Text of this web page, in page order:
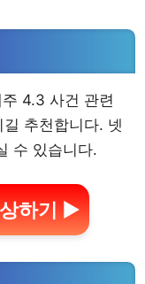
4.3 사건 관련
추천합니다. 넷
수 있습니다.
하기 ▶